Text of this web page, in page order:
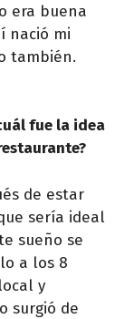
era buena
nació mi
también.
fue la idea
de estar
sería ideal
sueño se
a los 8
y
surgió de